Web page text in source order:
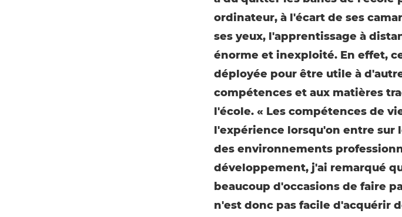
ordinateur, à l'écart de ses
ses yeux, l'apprentissage à
énorme et inexploité. En effet,
déployée pour être utile à
compétences et aux matières
l'école. « Les compétences de
l'expérience lorsqu'on entre sur
des environnements
développement, j'ai remarqué
beaucoup d'occasions de faire
n'est donc pas facile d'acquérir